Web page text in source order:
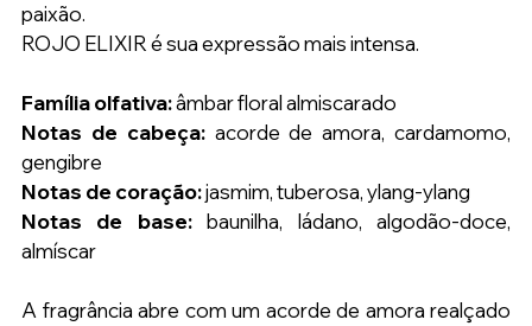
paixão.
ROJO ELIXIR é sua expressão mais intensa.
Família olfativa: âmbar floral almiscarado
Notas de cabeça: acorde de amora, cardamomo,
gengibre
Notas de coração: jasmim, tuberosa, ylang-ylang
Notas de base: baunilha, ládano, algodão-doce,
almíscar
A fragrância abre com um acorde de amora realçado